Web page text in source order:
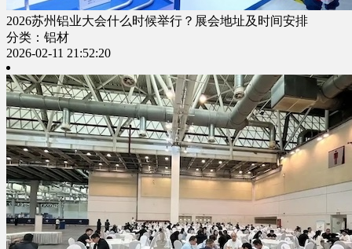
2026苏州铝业大会什么时候举行？展会地址及时间安排
分类：铝材
2026-02-11 21:52:20